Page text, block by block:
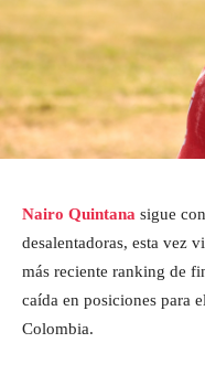
Nairo Quintana sigue
desalentadoras, esta vez
más reciente ranking de
caída en posiciones para
Colombia.